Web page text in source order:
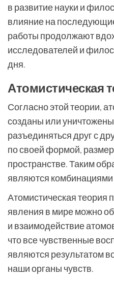
в развитие науки и
влияние на
работы продолжают
исследователей и
дня.
Атомистическая
Согласно этой теории,
созданы или
разъединяться друг с
по своей формой,
пространстве. Таким
являются
Атомистическая теория
явления в мире можно
и взаимодействие
что все чувственные
являются результатом
наши органы чувств.